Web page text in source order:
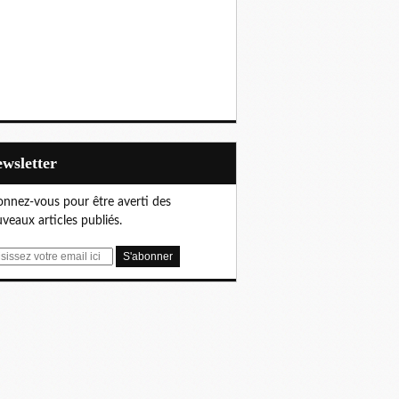
vous pour être averti des
articles publiés.